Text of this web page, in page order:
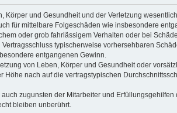
Körper und Gesundheit und der Verletzung
für mittelbare Folgeschäden wie insbesondere
oder grob fahrlässigem Verhalten oder bei
typischerweise vorhersehbaren
entgangenen Gewinn.
von Leben, Körper und Gesundheit oder
nach auf die vertragstypischen
zugunsten der Mitarbeiter und Erfüllungsgehilfen
bleiben unberührt.